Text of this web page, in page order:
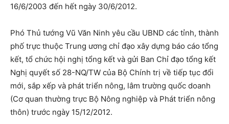
16/6/2003 đến hết ngày 30/6/2012.
Phó Thủ tướng Vũ Văn Ninh yêu cầu UBND các tỉnh, thành
phố trực thuộc Trung ương chỉ đạo xây dựng báo cáo tổng
kết, tổ chức hội nghị tổng kết và gửi Ban Chỉ đạo tổng kết
Nghị quyết số 28-NQ/TW của Bộ Chính trị về tiếp tục đổi
mới, sắp xếp và phát triển nông, lâm trường quốc doanh
(Cơ quan thường trực Bộ Nông nghiệp và Phát triển nông
thôn) trước ngày 15/12/2012.